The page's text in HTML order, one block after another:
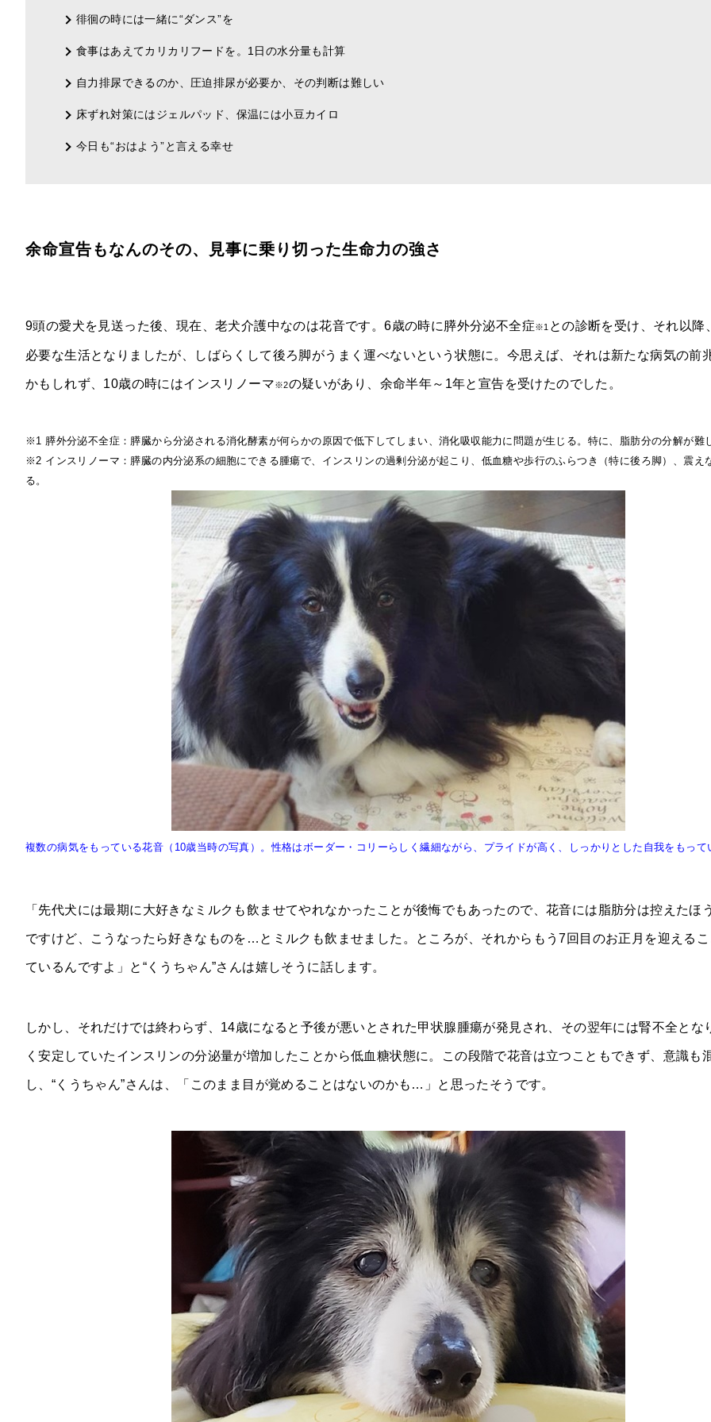
徘徊の時には一緒に“ダンス”を
食事はあえてカリカリフードを。1日の水分量も計算
自力排尿できるのか、圧迫排尿が必要か、その判断は難しい
床ずれ対策にはジェルパッド、保温には小豆カイロ
今日も“おはよう”と言える幸せ
余命宣告もなんのその、見事に乗り切った生命力の強さ
9頭の愛犬を見送った後、現在、老犬介護中なのは花音です。6歳の時に膵外分泌不全症※1 との診断を受け、それ以降
必要な生活となりましたが、しばらくして後ろ脚がうまく運べないという状態に。今思えば、それは新たな病気の前
かもしれず、10歳の時にはインスリノーマ※2の疑いがあり、余命半年～1年と宣告を受けたのでした。
※1 膵外分泌不全症：膵臓から分泌される消化酵素が何らかの原因で低下してしまい、消化吸収能力に問題が生じる。特に、脂肪分の分解が難
※2 インスリノーマ：膵臓の内分泌系の細胞にできる腫瘍で、インスリンの過剰分泌が起こり、低血糖や歩行のふらつき（特に後ろ脚）、震え
る。
複数の病気をもっている花音（10歳当時の写真）。性格はボーダー・コリーらしく繊細ながら、プライドが高く、しっかりとした自我をもって
「先代犬には最期に大好きなミルクも飲ませてやれなかったことが後悔でもあったので、花音には脂肪分は控えたほ
ですけど、こうなったら好きなものを…とミルクも飲ませました。ところが、それからもう7回目のお正月を迎えるこ
ているんですよ」と“くうちゃん”さんは嬉しそうに話します。
しかし、それだけでは終わらず、14歳になると予後が悪いとされた甲状腺腫瘍が発見され、その翌年には腎不全とな
く安定していたインスリンの分泌量が増加したことから低血糖状態に。この段階で花音は立つこともできず、意識も
し、“くうちゃん”さんは、「このまま目が覚めることはないのかも…」と思ったそうです。